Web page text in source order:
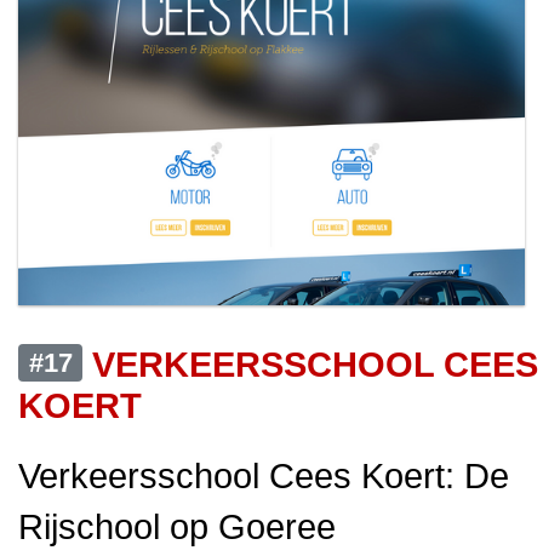
#17
VERKEERSSCHOOL CEES
KOERT
Verkeersschool Cees Koert: De
Rijschool op Goeree